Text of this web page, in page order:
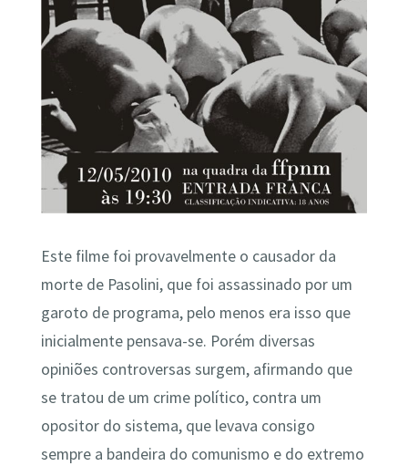
Este filme foi provavelmente o causador da
morte de Pasolini, que foi assassinado por um
garoto de programa, pelo menos era isso que
inicialmente pensava-se. Porém diversas
opiniões controversas surgem, afirmando que
se tratou de um crime político, contra um
opositor do sistema, que levava consigo
sempre a bandeira do comunismo e do extremo